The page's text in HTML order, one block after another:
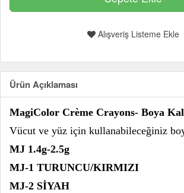
Alışveriş Listeme Ekle
Ürün Açıklaması
MagiColor Crème Crayons- Boya
Vücut ve yüz için kullanabileceğiniz
MJ 1.4g-2.5g
MJ-1 TURUNCU/KIRMIZI
MJ-2 SİYAH